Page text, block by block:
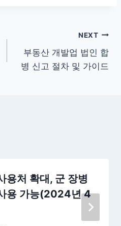
NEXT
부동산 개발업 법인 합
병 신고 절차 및 가이드
용처 확대, 군 장병
용 가능(2024년 4